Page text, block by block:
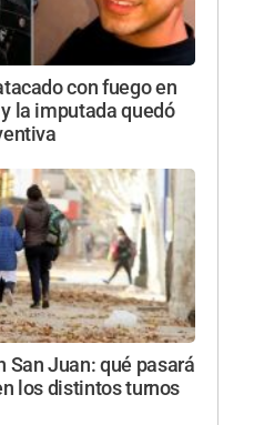
con fuego en
la imputada quedó
San Juan: qué pasará
los distintos turnos